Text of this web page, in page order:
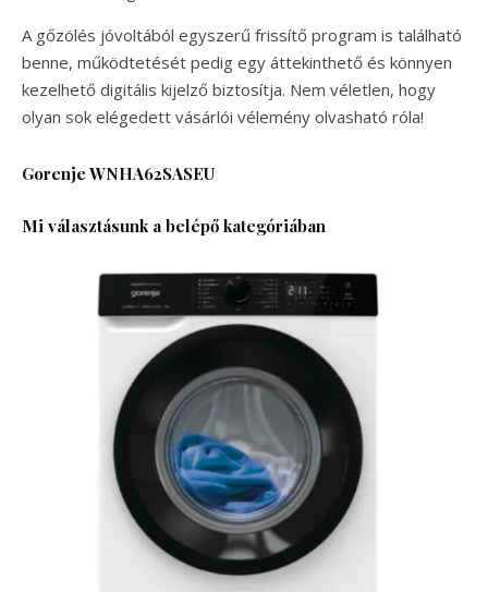
A gőzölés jóvoltából egyszerű frissítő program is található
benne, működtetését pedig egy áttekinthető és könnyen
kezelhető digitális kijelző biztosítja. Nem véletlen, hogy
olyan sok elégedett vásárlói vélemény olvasható róla!
Gorenje WNHA62SASEU
Mi választásunk a belépő kategóriában